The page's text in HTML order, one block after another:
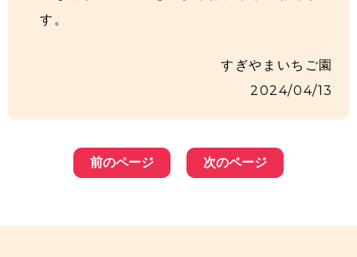
す。
すぎやまいちご園
2024/04/13
前のページ 次のページ